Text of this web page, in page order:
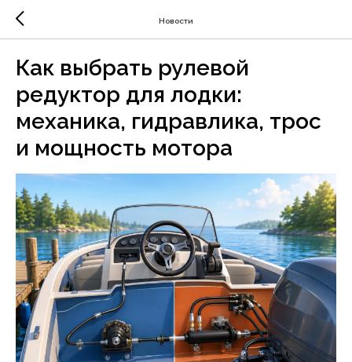
Новости
Как выбрать рулевой
редуктор для лодки:
механика, гидравлика, трос
и мощность мотора